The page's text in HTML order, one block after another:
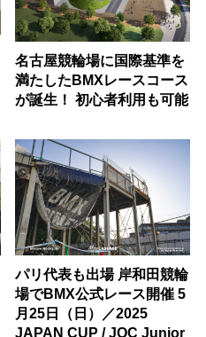
名古屋競輪場に国際基準を
満たしたBMXレースコース
が誕生！ 初心者利用も可能
パリ代表も出場 岸和田競輪
場でBMX公式レース開催 5
月25日（日）／2025
JAPAN CUP / JOC Junior